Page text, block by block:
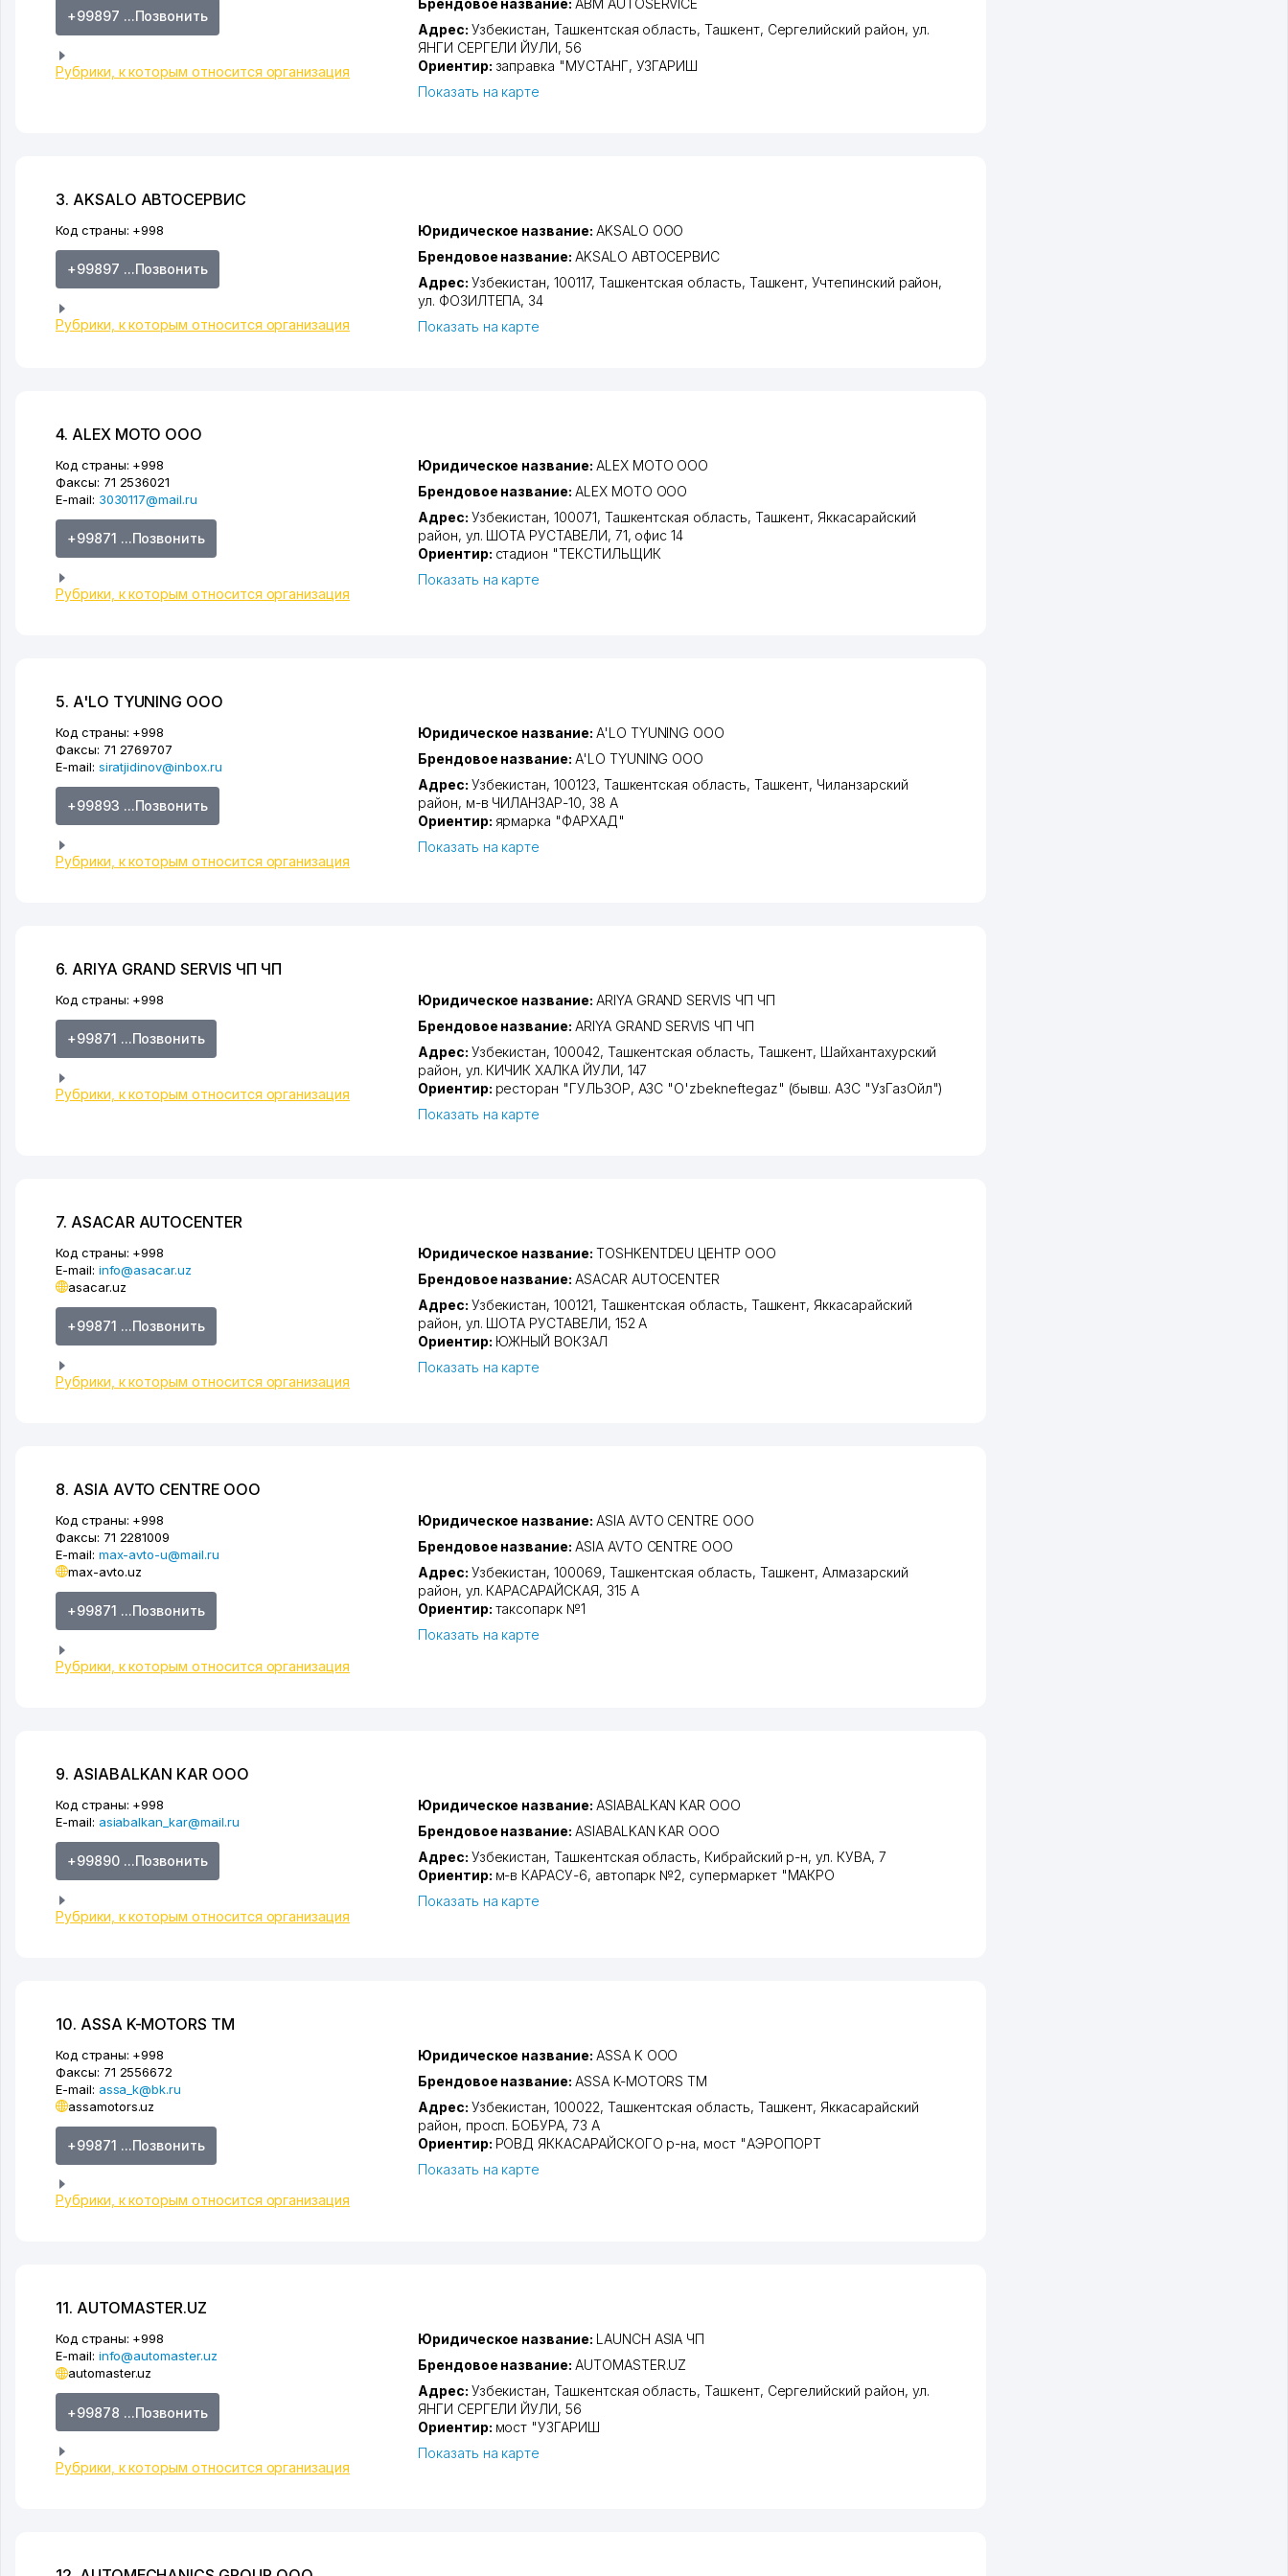
+99897 ...Позвонить
Рубрики, к которым относится организация
Брендовое название: ABM AUTOSERVICE
Адрес: Узбекистан,Ташкентская область,Ташкент, Сергелийский район, ул.
ЯНГИ СЕРГЕЛИ ЙУЛИ, 56
Ориентир: заправка "МУСТАНГ, УЗГАРИШ
Показать на карте
3. AKSALO АВТОСЕРВИС
Код страны: +998
+99897 ...Позвонить
Рубрики, к которым относится организация
Юридическое название: AKSALO ООО
Брендовое название: AKSALO АВТОСЕРВИС
Адрес: Узбекистан, 100117, Ташкентская область, Ташкент,Учтепинский район,
ул. ФОЗИЛТЕПА, 34
Показать на карте
4. ALEX MOTO ООО
Код страны: +998
Факсы: 71 2536021
E-mail: 3030117@mail.ru
+99871 ...Позвонить
Рубрики, к которым относится организация
Юридическое название: ALEX MOTO ООО
Брендовое название: ALEX MOTO ООО
Адрес: Узбекистан, 100071, Ташкентская область, Ташкент, Яккасарайский
район, ул. ШОТА РУСТАВЕЛИ, 71, офис 14
Ориентир: стадион "ТЕКСТИЛЬЩИК
Показать на карте
5. A'LO TYUNING ООО
Код страны: +998
Факсы: 71 2769707
E-mail: siratjidinov@inbox.ru
+99893 ...Позвонить
Рубрики, к которым относится организация
Юридическое название: A'LO TYUNING ООО
Брендовое название: A'LO TYUNING ООО
Адрес: Узбекистан, 100123, Ташкентская область, Ташкент, Чиланзарский
район, м-в ЧИЛАНЗАР-10, 38 А
Ориентир: ярмарка "ФАРХАД"
Показать на карте
6. ARIYA GRAND SERVIS ЧП ЧП
Код страны: +998
+99871 ...Позвонить
Рубрики, к которым относится организация
Юридическое название: ARIYA GRAND SERVIS ЧП ЧП
Брендовое название: ARIYA GRAND SERVIS ЧП ЧП
Адрес: Узбекистан, 100042, Ташкентская область, Ташкент, Шайхантахурский
район, ул. КИЧИК ХАЛКА ЙУЛИ, 147
Ориентир: ресторан "ГУЛЬЗОР, АЗС "O'zbekneftegaz" (бывш. АЗС "УзГазОйл")
Показать на карте
7. ASACAR AUTOCENTER
Код страны: +998
E-mail: info@asacar.uz
asacar.uz
+99871 ...Позвонить
Рубрики, к которым относится организация
Юридическое название: TOSHKENTDEU ЦЕНТР ООО
Брендовое название: ASACAR AUTOCENTER
Адрес: Узбекистан, 100121, Ташкентская область, Ташкент, Яккасарайский
район, ул. ШОТА РУСТАВЕЛИ, 152 А
Ориентир: ЮЖНЫЙ ВОКЗАЛ
Показать на карте
8. ASIA AVTO CENTRE ООО
Код страны: +998
Факсы: 71 2281009
E-mail: max-avto-u@mail.ru
max-avto.uz
+99871 ...Позвонить
Рубрики, к которым относится организация
Юридическое название: ASIA AVTO CENTRE ООО
Брендовое название: ASIA AVTO CENTRE ООО
Адрес: Узбекистан, 100069, Ташкентская область, Ташкент,Алмазарский
район, ул. КАРАСАРАЙСКАЯ, 315 А
Ориентир: таксопарк №1
Показать на карте
9. ASIABALKAN KAR ООО
Код страны: +998
E-mail: asiabalkan_kar@mail.ru
+99890 ...Позвонить
Рубрики, к которым относится организация
Юридическое название: ASIABALKAN KAR ООО
Брендовое название: ASIABALKAN KAR ООО
Адрес: Узбекистан,Ташкентская область, Кибрайский р-н,ул. КУВА, 7
Ориентир: м-в КАРАСУ-6, автопарк №2, супермаркет "МАКРО
Показать на карте
10. ASSA K-MOTORS ТМ
Код страны: +998
Факсы: 71 2556672
E-mail: assa_k@bk.ru
assamotors.uz
+99871 ...Позвонить
Рубрики, к которым относится организация
Юридическое название: ASSA K ООО
Брендовое название: ASSA K-MOTORS ТМ
Адрес: Узбекистан, 100022, Ташкентская область, Ташкент, Яккасарайский
район, просп. БОБУРА, 73 А
Ориентир: РОВД ЯККАСАРАЙСКОГО р-на, мост "АЭРОПОРТ
Показать на карте
11. AUTOMASTER.UZ
Код страны: +998
E-mail: info@automaster.uz
automaster.uz
+99878 ...Позвонить
Рубрики, к которым относится организация
Юридическое название: LAUNCH ASIA ЧП
Брендовое название: AUTOMASTER.UZ
Адрес: Узбекистан,Ташкентская область,Ташкент, Сергелийский район, ул.
ЯНГИ СЕРГЕЛИ ЙУЛИ, 56
Ориентир: мост "УЗГАРИШ
Показать на карте